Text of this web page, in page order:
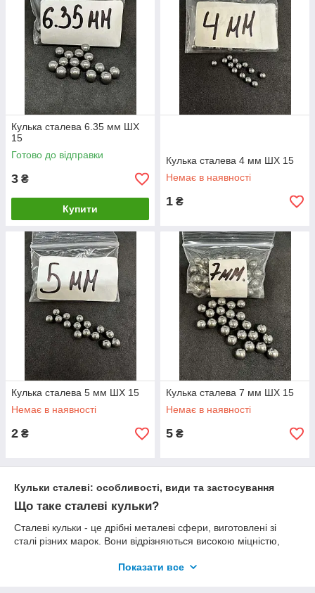
Кулька сталева 6.35 мм ШХ
15
Готово до відправки
3 ₴
Купити
Кулька сталева 4 мм ШХ 15
Немає в наявності
1 ₴
Кулька сталева 5 мм ШХ 15
Немає в наявності
2 ₴
Кулька сталева 7 мм ШХ 15
Немає в наявності
5 ₴
Кульки сталеві: особливості, види та застосування
Що таке сталеві кульки?
Сталеві кульки - це дрібні металеві сфери, виготовлені зі
сталі різних марок. Вони відрізняються високою міцністю,
галузях промисловості. В залежності від складу і технології
Показати все